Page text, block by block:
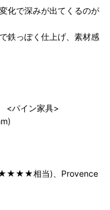
化で深みが出てくるのが
鉄っぽく仕上げ、素材感
<パイン家具>
相当)、Provence